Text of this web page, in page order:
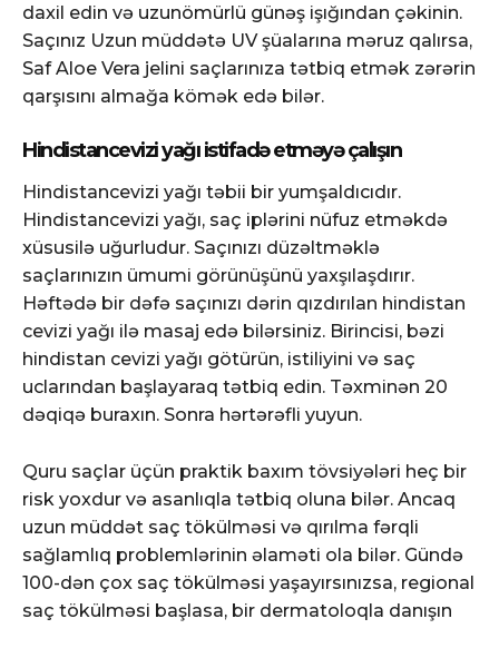
daxil edin və uzunömürlü günəş işığından çəkinin.
Saçınız Uzun müddətə UV şüalarına məruz qalırsa,
Saf Aloe Vera jelini saçlarınıza tətbiq etmək zərərin
qarşısını almağa kömək edə bilər.
Hindistancevizi yağı istifadə etməyə çalışın
Hindistancevizi yağı təbii bir yumşaldıcıdır.
Hindistancevizi yağı, saç iplərini nüfuz etməkdə
xüsusilə uğurludur. Saçınızı düzəltməklə
saçlarınızın ümumi görünüşünü yaxşılaşdırır.
Həftədə bir dəfə saçınızı dərin qızdırılan hindistan
cevizi yağı ilə masaj edə bilərsiniz. Birincisi, bəzi
hindistan cevizi yağı götürün, istiliyini və saç
uclarından başlayaraq tətbiq edin. Təxminən 20
dəqiqə buraxın. Sonra hərtərəfli yuyun.
Quru saçlar üçün praktik baxım tövsiyələri heç bir
risk yoxdur və asanlıqla tətbiq oluna bilər. Ancaq
uzun müddət saç tökülməsi və qırılma fərqli
sağlamlıq problemlərinin əlaməti ola bilər. Gündə
100-dən çox saç tökülməsi yaşayırsınızsa, regional
saç tökülməsi başlasa, bir dermatoloqla danışın